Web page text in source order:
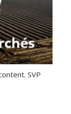
SVP